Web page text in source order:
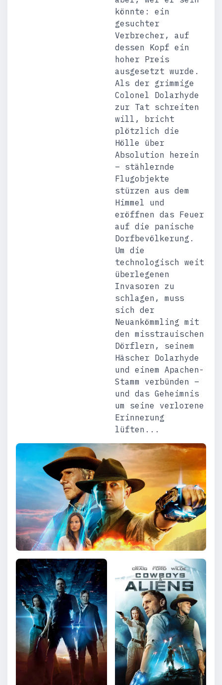
könnte: ein
gesuchter
Verbrecher, auf
dessen Kopf ein
hoher Preis
ausgesetzt wurde.
Als der grimmige
Colonel Dolarhyde
zur Tat schreiten
will, bricht
plötzlich die
Hölle über
Absolution herein
– stählernde
Flugobjekte
stürzen aus dem
Himmel und
eröffnen das Feuer
auf die panische
Dorfbevölkerung.
Um die
technologisch weit
überlegenen
Invasoren zu
schlagen, muss
sich der
Neuankömmling mit
den misstrauischen
Dörflern, seinem
Häscher Dolarhyde
und einem Apachen-
Stamm verbünden –
und das Geheimnis
um seine verlorene
Erinnerung
lüften...